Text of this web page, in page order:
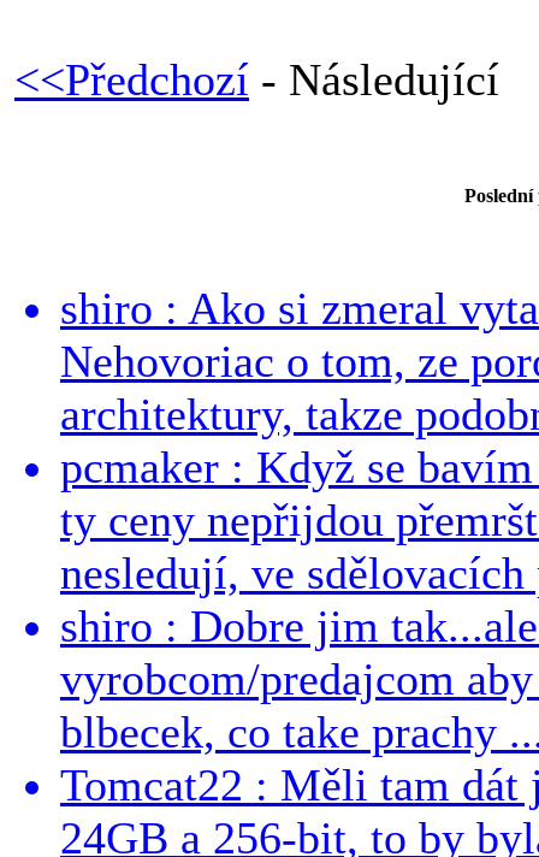
<<Předchozí - Následující
shiro : Ako si zmeral
Nehovoriac o tom, ze
architektury, takze
pcmaker : Když se
ty ceny nepřijdou
nesledují, ve sdělovacích
shiro : Dobre jim
vyrobcom/predajcom
blbecek, co take prachy
Tomcat22 : Měli tam dát
24GB a 256-bit, to by